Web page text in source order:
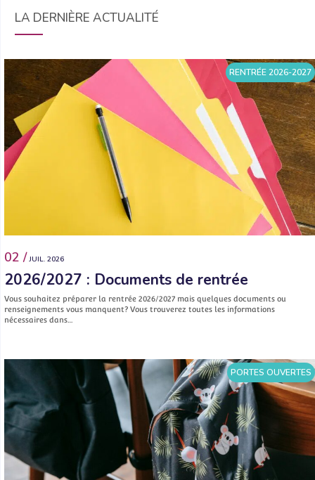
LA DERNIÈRE ACTUALITÉ
RENTRÉE 2026-2027
02 / JUIL. 2026
2026/2027 : Documents de rentrée
Vous souhaitez préparer la rentrée 2026/2027 mais quelques documents ou
renseignements vous manquent? Vous trouverez toutes les informations
nécessaires dans…
PORTES OUVERTES